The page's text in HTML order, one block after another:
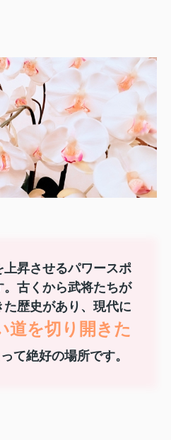
昇させるパワースポ
。古くから武将たちが
歴史があり、現代に
道を切り開きた
て絶好の場所です。